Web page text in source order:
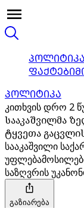
ᲞᲝᲚᲘᲢᲘᲙᲐ
ᲤᲐᲥᲢᲔᲑᲘ
ᲞᲝᲚᲘᲢᲘᲙᲐ
კითხვის დრო 2
სააკაშვილმა
ტყვეთა
სააკაშვილი
საზღვრის
გაზიარება